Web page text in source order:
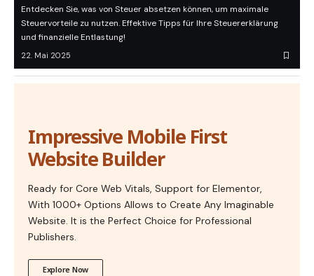
Entdecken Sie, was von Steuer absetzen können, um maximale
Steuervorteile zu nutzen. Effektive Tipps für Ihre Steuererklärung
und finanzielle Entlastung!
22. Mai 2025
Impressive Mobile First
Website Builder
Ready for Core Web Vitals, Support for Elementor,
With 1000+ Options Allows to Create Any Imaginable
Website. It is the Perfect Choice for Professional
Publishers.
Explore Now